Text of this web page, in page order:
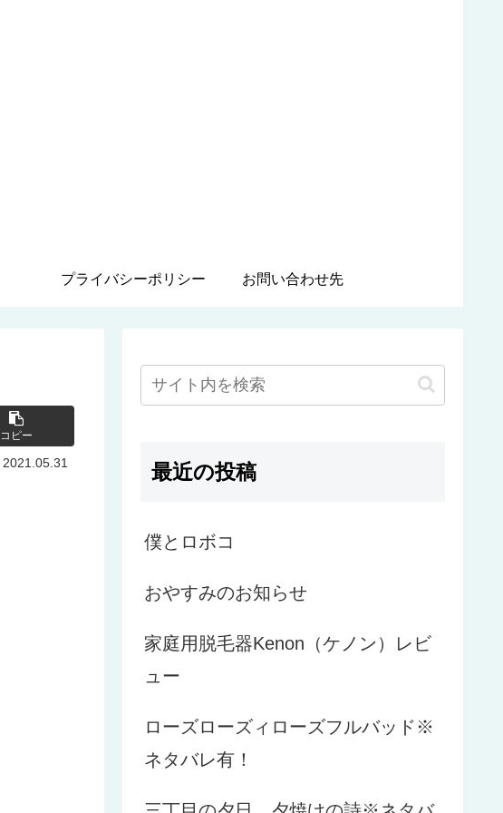
プライバシーポリシー お問い合わせ先
コピー
2021.05.31 最近の投稿
僕とロボコ
おやすみのお知らせ
家庭用脱毛器Kenon（ケノン）レビ
ュー
ローズローズィローズフルバッド※
ネタバレ有！